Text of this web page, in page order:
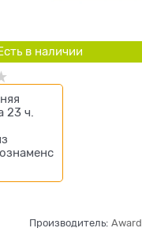
в наличии
23 ч.
Производитель: Award